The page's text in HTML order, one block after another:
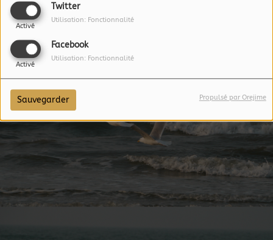
Twitter
Activé
Utilisation: Fonctionnalité
Facebook
Activé
Utilisation: Fonctionnalité
Sauvegarder Propulsé par Orejime